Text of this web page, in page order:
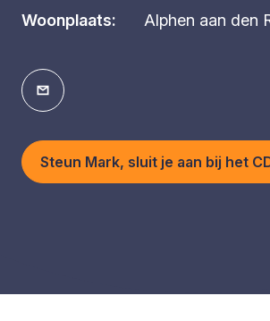
Woonplaats: Alphen aan den
Steun Mark, sluit je aan bij het